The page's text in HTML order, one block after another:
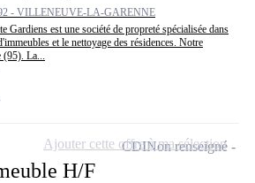
- VILLENEUVE-LA-GARENNE
Gardiens est une société de propreté spécialisée dans
et le nettoyage des résidences. Notre
(95). La...
H/F
CDINon renseigné
Ajouter cette offre à ma sélection